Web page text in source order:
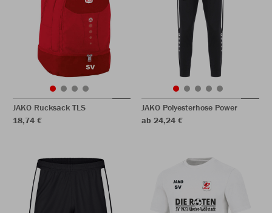
JAKO Rucksack TLS
18,74 €
JAKO Polyesterhose Power
ab 24,24 €